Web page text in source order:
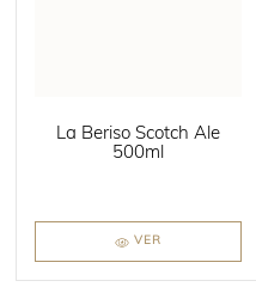
La Beriso Scotch Ale
500ml
VER